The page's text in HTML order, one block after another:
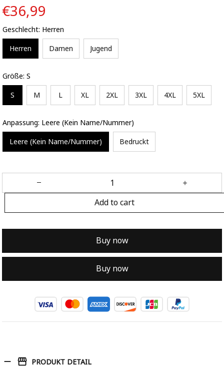
€36,99
Geschlecht: Herren
Herren Damen Jugend
Größe: S
S M L XL 2XL 3XL 4XL 5XL
Anpassung: Leere (Kein Name/Nummer)
Leere (Kein Name/Nummer) Bedruckt
Add to cart
Buy now
Buy now
PRODUKT DETAIL